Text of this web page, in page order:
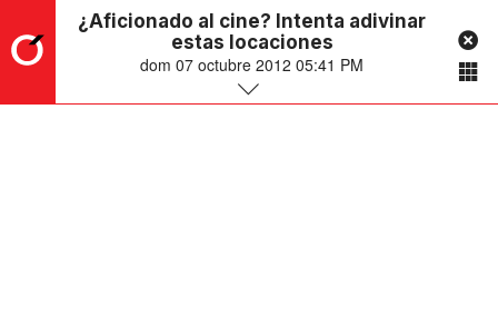
¿Aficionado al cine? Intenta adivinar
estas locaciones
dom 07 octubre 2012 05:41 PM